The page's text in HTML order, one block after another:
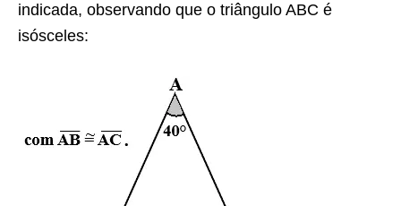
indicada, observando que o triângulo ABC é
isósceles: